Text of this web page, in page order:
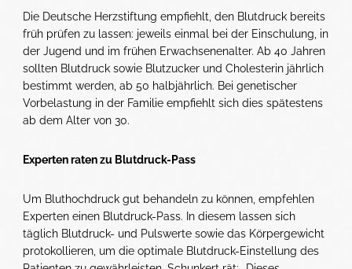
Die Deutsche Herzstiftung empfiehlt, den Blutdruck bereits
früh prüfen zu lassen: jeweils einmal bei der Einschulung, in
der Jugend und im frühen Erwachsenenalter. Ab 40 Jahren
sollten Blutdruck sowie Blutzucker und Cholesterin jährlich
bestimmt werden, ab 50 halbjährlich. Bei genetischer
Vorbelastung in der Familie empfiehlt sich dies spätestens
ab dem Alter von 30.
Experten raten zu Blutdruck-Pass
Um Bluthochdruck gut behandeln zu können, empfehlen
Experten einen Blutdruck-Pass. In diesem lassen sich
täglich Blutdruck- und Pulswerte sowie das Körpergewicht
protokollieren, um die optimale Blutdruck-Einstellung des